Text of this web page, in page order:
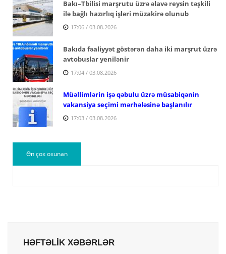
Bakı–Tbilisi marşrutu üzrə əlavə reysin təşkili
ilə bağlı hazırlıq işləri müzakirə olunub
17:06 / 03.08.2026
Bakıda fəaliyyət göstərən daha iki marşrut üzrə
avtobuslar yenilənir
17:04 / 03.08.2026
Müəllimlərin işə qəbulu üzrə müsabiqənin
vakansiya seçimi mərhələsinə başlanılır
17:03 / 03.08.2026
Ən çox oxunan
HƏFTƏLİK XƏBƏRLƏR